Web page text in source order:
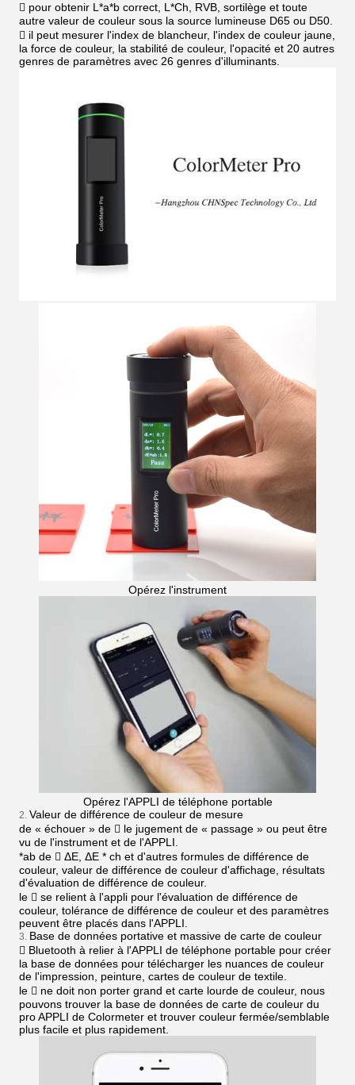
 pour obtenir L*a*b correct, L*Ch, RVB, sortilège et toute
autre valeur de couleur sous la source lumineuse D65 ou D50.
 il peut mesurer l'index de blancheur, l'index de couleur jaune,
la force de couleur, la stabilité de couleur, l'opacité et 20 autres
genres de paramètres avec 26 genres d'illuminants.
Opérez l'instrument
Opérez l'APPLI de téléphone portable
2. Valeur de différence de couleur de mesure
de « échouer » de  le jugement de « passage » ou peut être
vu de l'instrument et de l'APPLI.
*ab de  ΔE, ΔE * ch et d'autres formules de différence de
couleur, valeur de différence de couleur d'affichage, résultats
d'évaluation de différence de couleur.
le  se relient à l'appli pour l'évaluation de différence de
couleur, tolérance de différence de couleur et des paramètres
peuvent être placés dans l'APPLI.
3. Base de données portative et massive de carte de couleur
 Bluetooth à relier à l'APPLI de téléphone portable pour créer
la base de données pour télécharger les nuances de couleur
de l'impression, peinture, cartes de couleur de textile.
le  ne doit non porter grand et carte lourde de couleur, nous
pouvons trouver la base de données de carte de couleur du
pro APPLI de Colormeter et trouver couleur fermée/semblable
plus facile et plus rapidement.